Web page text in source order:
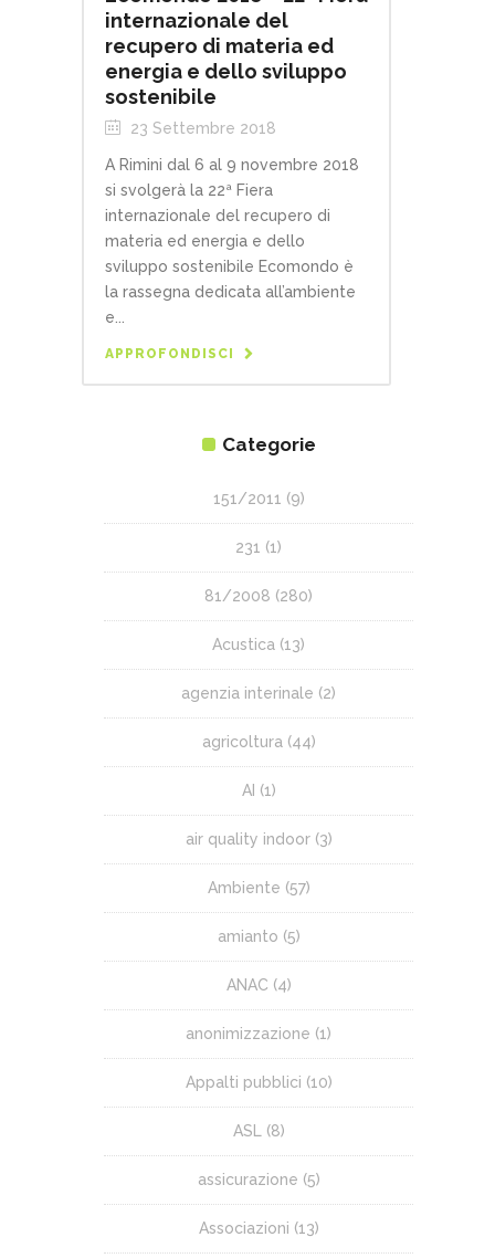
internazionale del
recupero di materia ed
energia e dello sviluppo
sostenibile
23 Settembre 2018
A Rimini dal 6 al 9 novembre 2018
si svolgerà la 22ª Fiera
internazionale del recupero di
materia ed energia e dello
sviluppo sostenibile Ecomondo è
la rassegna dedicata all’ambiente
e...
APPROFONDISCI
Categorie
151/2011 (9)
231 (1)
81/2008 (280)
Acustica (13)
agenzia interinale (2)
agricoltura (44)
AI (1)
air quality indoor(3)
Ambiente (57)
amianto (5)
ANAC (4)
anonimizzazione (1)
Appalti pubblici (10)
ASL (8)
assicurazione (5)
Associazioni (13)